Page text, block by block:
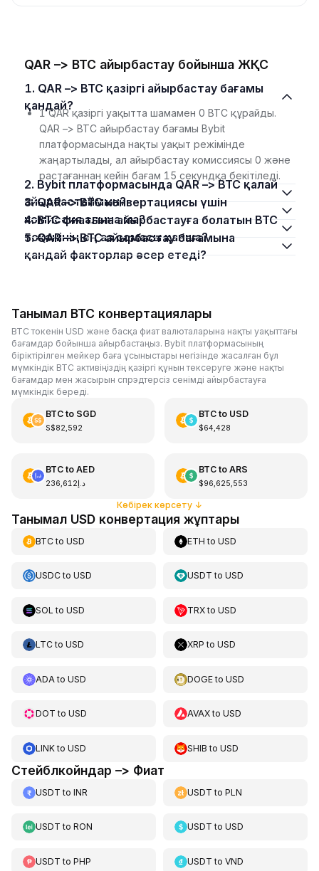
QAR –> BTC айырбастау бойынша ЖҚС
1. QAR –> BTC қазіргі айырбастау бағамы
қандай?
1 QAR қазіргі уақытта шамамен 0 BTC құрайды.
QAR –> BTC айырбастау бағамы Bybit
платформасында нақты уақыт режімінде
жаңартылады, ал айырбастау комиссиясы 0 және
растағаннан кейін бағам 15 секундқа бекітіледі.
2. Bybit платформасында QAR –> BTC қалай
айырбастаймын?
3. QAR –> BTC конвертациясы үшін
комиссия алына ма?
4. BTC фиатына айырбастауға болатын BTC
токенінің ең аз сомасы қанша?
5. QAR –> BTC айырбастау бағамына
қандай факторлар әсер етеді?
Танымал BTC конвертациялары
BTC токенін USD және басқа фиат валюталарына нақты уақыттағы
бағамдар бойынша айырбастаңыз. Bybit платформасының
біріктірілген мейкер баға ұсыныстары негізінде жасалған бұл
мүмкіндік BTC активіңіздің қазіргі құнын тексеруге және нақты
бағамдар мен жасырын спрэдтерсіз сенімді айырбастауға
мүмкіндік береді.
BTCto SGD
S$82,592
BTCto USD
$64,428
BTCto AED
د.إ236,612
BTCto ARS
$96,625,553
Көбірек көрсету↓
Танымал USD конвертация жұптары
BTCto USD ETH toUSD
USDCto USD USDT toUSD
SOL to USD TRXtoUSD
LTCto USD XRP toUSD
ADA to USD DOGEtoUSD
DOT to USD AVAXtoUSD
LINKto USD SHIB toUSD
Стейблкойндар –> Фиат
USDT to INR USDT toPLN
USDT to RON USDT toUSD
USDT to PHP USDT toVND